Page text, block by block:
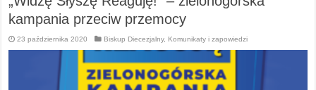
kampania przeciw przemocy
23 października 2020 Biskup Diecezjalny, Komunikaty i zapowiedzi